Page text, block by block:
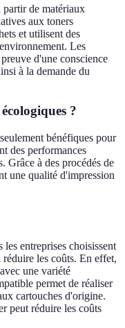
partir de matériaux
aux toners
et utilisent des
Les
d'une conscience
à la demande du
?
bénéfiques pour
des performances
Grâce à des procédés de
une qualité d'impression
entreprises choisissent
les coûts. En effet,
une variété
permet de réaliser
cartouches d'origine.
peut réduire les coûts